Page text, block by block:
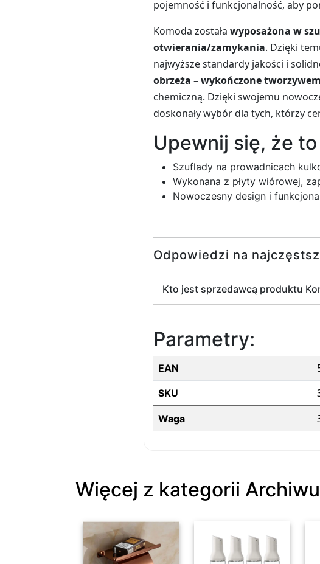
pojemność i funkcjonalność, aby
Komoda została wyposażona w
otwierania/zamykania. Dzięki
najwyższe standardy jakości i
obrzeża – wykończone
chemiczną. Dzięki swojemu
doskonały wybór dla tych, którzy
Upewnij się, że
Szuflady na prowadnicach
Wykonana z płyty wiórowej,
Nowoczesny design i
Odpowiedzi na
Kto jest sprzedawcą produktu
Parametry:
EAN
SKU
Waga
Więcej z kategorii